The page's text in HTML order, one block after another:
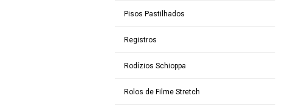
Pisos Pastilhados
Registros
Rodízios Schioppa
Rolos de Filme Stretch